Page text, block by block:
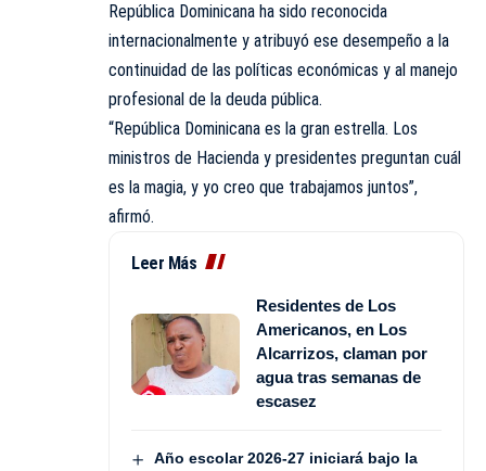
República Dominicana ha sido reconocida
internacionalmente y atribuyó ese desempeño a la
continuidad de las políticas económicas y al manejo
profesional de la deuda pública.
“República Dominicana es la gran estrella. Los
ministros de Hacienda y presidentes preguntan cuál
es la magia, y yo creo que trabajamos juntos”,
afirmó.
Leer Más
Residentes de Los
Americanos, en Los
Alcarrizos, claman por
agua tras semanas de
escasez
Año escolar 2026-27 iniciará bajo la